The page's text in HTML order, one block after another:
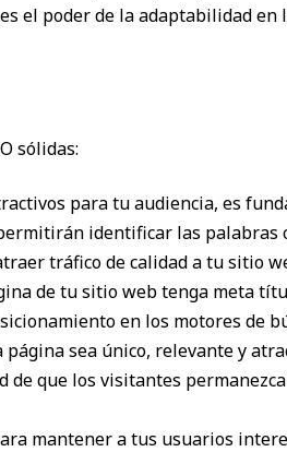
el poder de la adaptabilidad en
sólidas:
para tu audiencia, es
identificar las palabras
tráfico de calidad a tu sitio
de tu sitio web tenga meta
en los motores de
sea único, relevante y
de que los visitantes
mantener a tus usuarios